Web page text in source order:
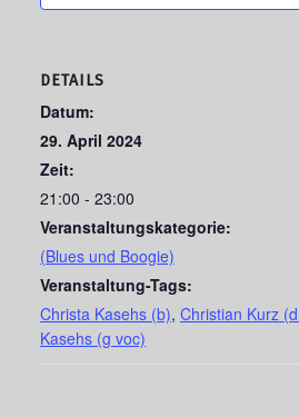
DETAILS
Datum:
29. April 2024
Zeit:
21:00 - 23:00
Veranstaltungskategorie:
(Blues und Boogie)
Veranstaltung-Tags:
Christa Kasehs (b), Christian Kurz
Kasehs (g voc)